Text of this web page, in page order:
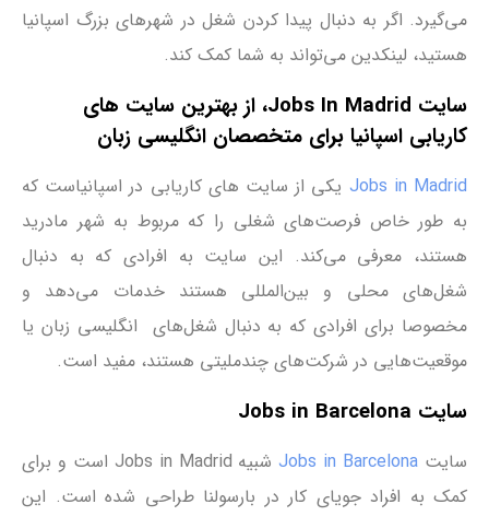
می‌گیرد. اگر به دنبال پیدا کردن شغل در شهرهای بزرگ اسپانیا
هستید، لینکدین می‌تواند به شما کمک کند.
سایت Jobs In Madrid، از بهترین سایت ‌های
کاریابی اسپانیا برای متخصصان انگلیسی زبان
Jobs in Madrid یکی از سایت ‌های کاریابی در اسپانیاست که
به طور خاص فرصت‌های شغلی را که مربوط به شهر مادرید
هستند، معرفی می‌کند. این سایت به افرادی که به دنبال
شغل‌های محلی و بین‌المللی هستند خدمات می‌دهد و
مخصوصا برای افرادی که به دنبال شغل‌های انگلیسی زبان یا
موقعیت‌هایی در شرکت‌های چندملیتی هستند، مفید است.
سایت Jobs in Barcelona
سایت Jobs in Barcelona
شبیه Jobs in Madrid است و برای
کمک به افراد جویای کار در بارسولنا طراحی شده است. این